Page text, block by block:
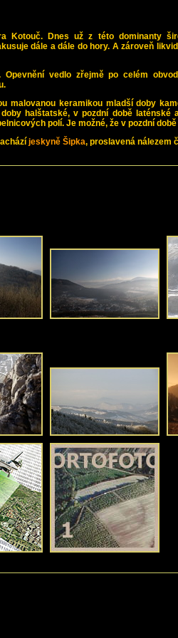
Kotouč. Dnes už z této dominanty
dále a dále do hory. A zároveň
Opevnění vedlo zřejmě po celém
malovanou keramikou mladší doby
halštatské, v pozdní době laténské
polí. Je možné, že v pozdní
jeskyně Šipka, proslavená nálezem